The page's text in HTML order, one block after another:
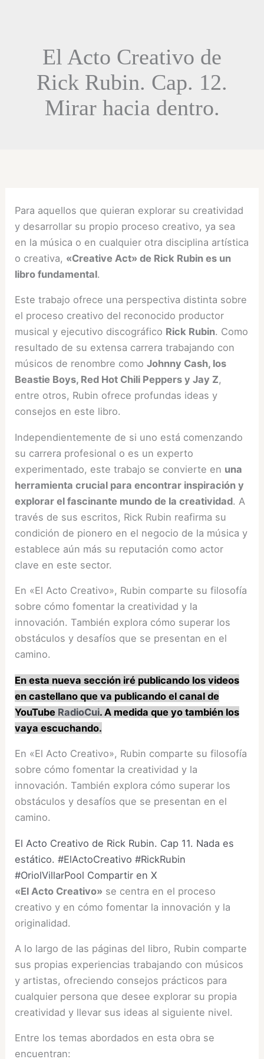
El Acto Creativo de
Rick Rubin. Cap. 12.
Mirar hacia dentro.
Para aquellos que quieran explorar su creatividad
y desarrollar su propio proceso creativo, ya sea
en la música o en cualquier otra disciplina artística
o creativa, «Creative Act» de Rick Rubin es un
libro fundamental.
Este trabajo ofrece una perspectiva distinta sobre
el proceso creativo del reconocido productor
musical y ejecutivo discográfico Rick Rubin. Como
resultado de su extensa carrera trabajando con
músicos de renombre comoJohnny Cash, los
Beastie Boys, Red Hot Chili Peppers y Jay Z,
entre otros, Rubin ofrece profundas ideas y
consejos en este libro.
Independientemente de si uno está comenzando
su carrera profesional o es un experto
experimentado, este trabajo se convierte en una
herramienta crucial para encontrar inspiración y
explorar el fascinante mundo de la creatividad. A
través de sus escritos, Rick Rubin reafirma su
condición de pionero en el negocio de la música y
establece aún más su reputación como actor
clave en este sector.
En «El Acto Creativo», Rubin comparte su filosofía
sobre cómo fomentar la creatividad y la
innovación. También explora cómo superar los
obstáculos y desafíos que se presentan en el
camino.
En esta nueva sección iré publicando los videos
en castellano que va publicando el canal de
YouTube RadioCui. A medida que yo también los
vaya escuchando.
En «El Acto Creativo», Rubin comparte su filosofía
sobre cómo fomentar la creatividad y la
innovación. También explora cómo superar los
obstáculos y desafíos que se presentan en el
camino.
El Acto Creativo de Rick Rubin. Cap 11. Nada es
estático. #ElActoCreativo #RickRubin
#OriolVillarPool Compartir en X
«El Acto Creativo» se centra en el proceso
creativo y en cómo fomentar la innovación y la
originalidad.
A lo largo de las páginas del libro, Rubin comparte
sus propias experiencias trabajando con músicos
y artistas, ofreciendo consejos prácticos para
cualquier persona que desee explorar su propia
creatividad y llevar sus ideas al siguiente nivel.
Entre los temas abordados en esta obra se
encuentran: